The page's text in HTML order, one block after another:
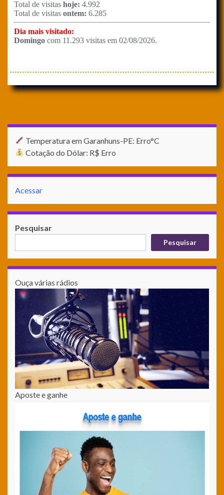
Temperatura em Garanhuns-PE: Erro°C
Cotação do Dólar: R$ Erro
Acessar
Pesquisar
Pesquisar
Ouça várias rádios
Aposte e ganhe